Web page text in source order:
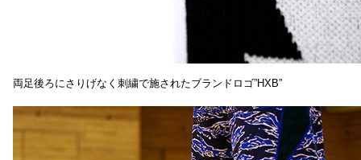
両足後ろにさりげなく刺繍で施されたブランドロゴ”HXB”